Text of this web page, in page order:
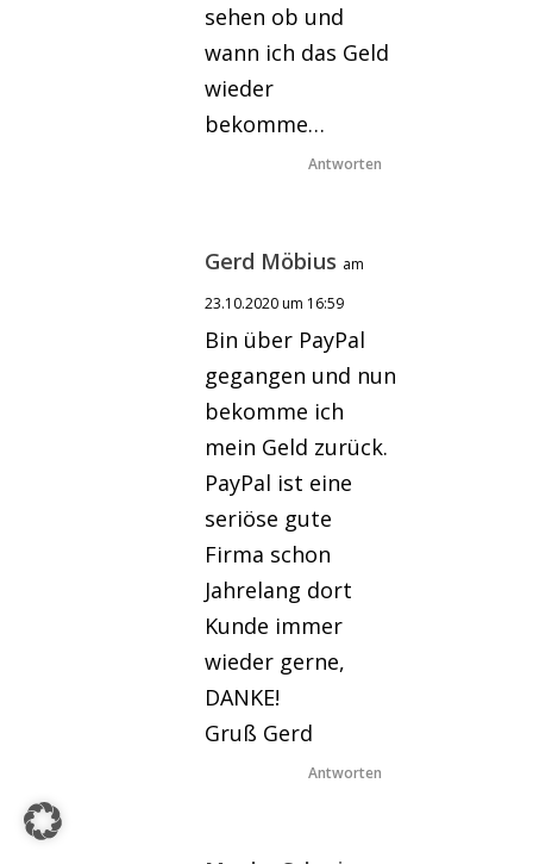
sehen ob und
wann ich das Geld
wieder
bekomme…
Antworten
Gerd Möbius am
23.10.2020 um 16:59
Bin über PayPal
gegangen und nun
bekomme ich
mein Geld zurück.
PayPal ist eine
seriöse gute
Firma schon
Jahrelang dort
Kunde immer
wieder gerne,
DANKE!
Gruß Gerd
Antworten